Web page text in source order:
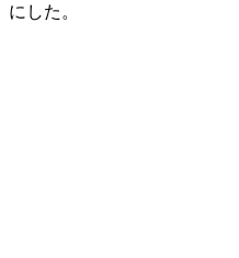
にした。